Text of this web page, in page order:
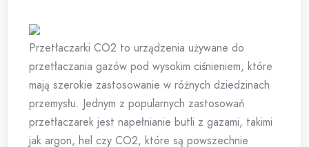
Przetłaczarki CO2 to urządzenia używane do
przetłaczania gazów pod wysokim ciśnieniem, które
mają szerokie zastosowanie w różnych dziedzinach
przemysłu. Jednym z popularnych zastosowań
przetłaczarek jest napełnianie butli z gazami, takimi
jak argon, hel czy CO2, które są powszechnie